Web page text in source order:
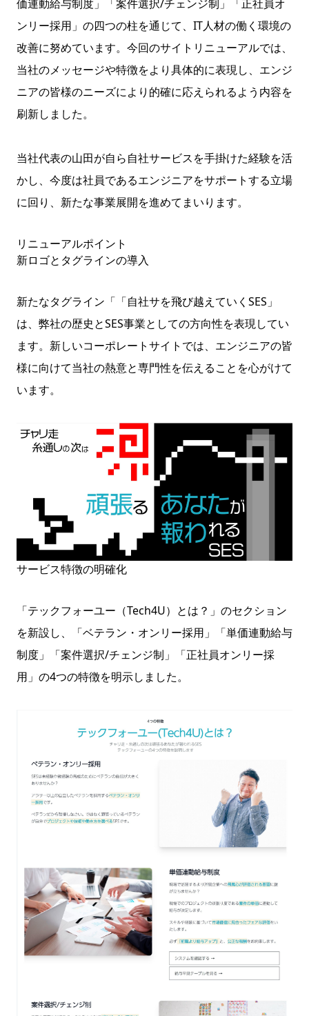
価連動給与制度」「案件選択/チェンジ制」「正社員オ
ンリー採用」の四つの柱を通じて、IT人材の働く環境の
改善に努めています。今回のサイトリニューアルでは、
当社のメッセージや特徴をより具体的に表現し、エンジ
ニアの皆様のニーズにより的確に応えられるよう内容を
刷新しました。
当社代表の山田が自ら自社サービスを手掛けた経験を活
かし、今度は社員であるエンジニアをサポートする立場
に回り、新たな事業展開を進めてまいります。
リニューアルポイント
新ロゴとタグラインの導入
新たなタグライン「「自社サを飛び越えていくSES」
は、弊社の歴史とSES事業としての方向性を表現してい
ます。新しいコーポレートサイトでは、エンジニアの皆
様に向けて当社の熱意と専門性を伝えることを心がけて
います。
サービス特徴の明確化
「テックフォーユー（Tech4U）とは？」のセクション
を新設し、「ベテラン・オンリー採用」「単価連動給与
制度」「案件選択/チェンジ制」「正社員オンリー採
用」の4つの特徴を明示しました。